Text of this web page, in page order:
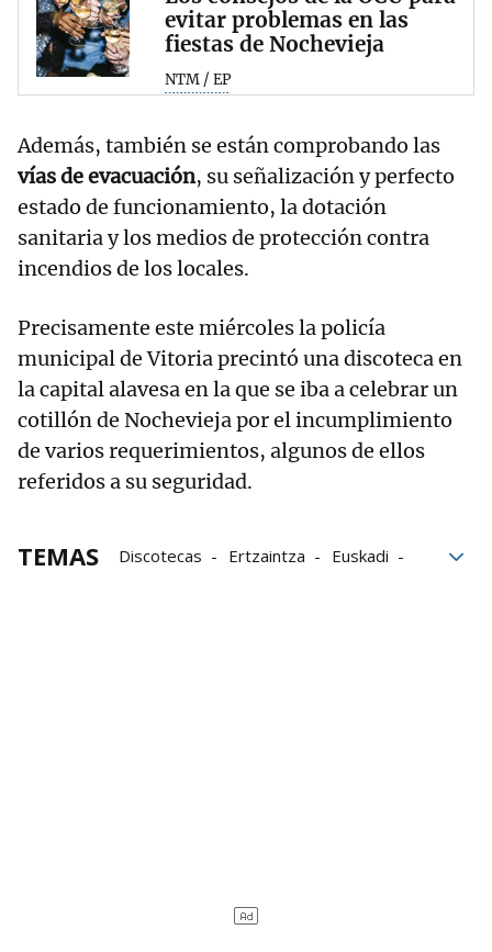
evitar problemas en las
fiestas de Nochevieja
NTM / EP
Además, también se están comprobando las
vías de evacuación, su señalización y perfecto
estado de funcionamiento, la dotación
sanitaria y los medios de protección contra
incendios de los locales.
Precisamente este miércoles la policía
municipal de Vitoria precintó una discoteca en
la capital alavesa en la que se iba a celebrar un
cotillón de Nochevieja por el incumplimiento
de varios requerimientos, algunos de ellos
referidos a su seguridad.
TEMAS Discotecas Ertzaintza
Euskadi